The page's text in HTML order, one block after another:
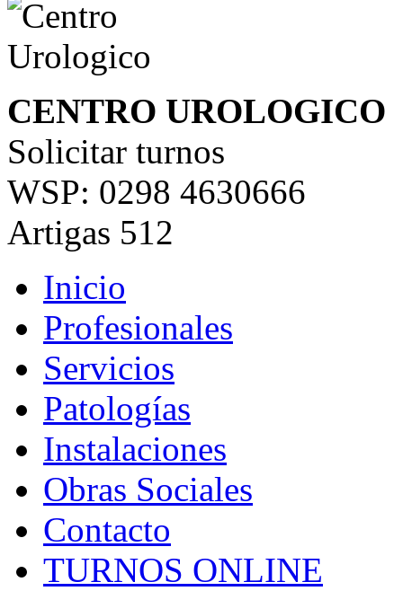
CENTRO UROLOGICO
Solicitar turnos
WSP: 0298 4630666
Artigas 512
Inicio
Profesionales
Servicios
Patologías
Instalaciones
Obras Sociales
Contacto
TURNOS ONLINE